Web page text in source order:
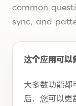
common
sync, and
这个应用可以
大多数功能
后，您可以更